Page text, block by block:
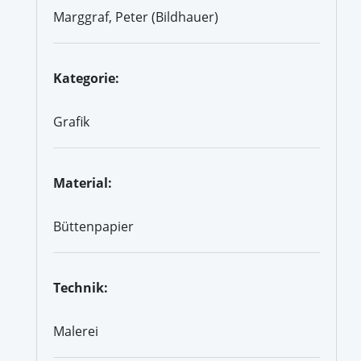
Marggraf, Peter (Bildhauer)
Kategorie:
Grafik
Material:
Büttenpapier
Technik:
Malerei